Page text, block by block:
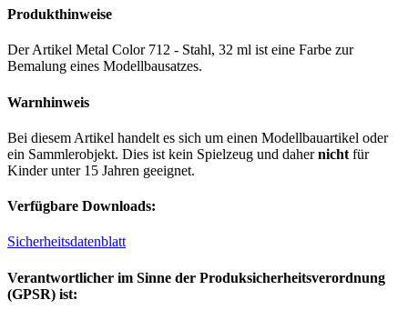
Produkthinweise
Der Artikel Metal Color 712 - Stahl, 32 ml ist eine Farbe zur
Bemalung eines Modellbausatzes.
Warnhinweis
Bei diesem Artikel handelt es sich um einen Modellbauartikel oder
ein Sammlerobjekt. Dies ist kein Spielzeug und dahernicht für
Kinder unter 15 Jahren geeignet.
Verfügbare Downloads:
Sicherheitsdatenblatt
Verantwortlicher im Sinne der Produksicherheitsverordnung
(GPSR) ist: